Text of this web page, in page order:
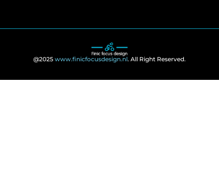
@2025 www.finicfocusdesign.nl. All Right Reserved.